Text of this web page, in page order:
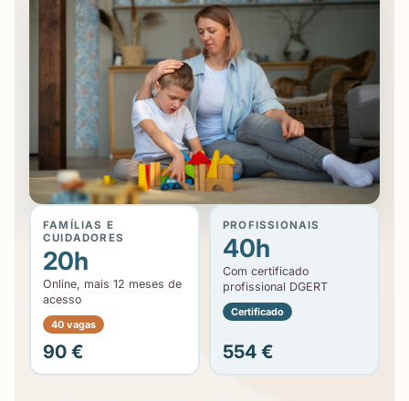
FAMÍLIAS E
CUIDADORES
20h
Online, mais 12 meses de
acesso
40 vagas
90 €
PROFISSIONAIS
40h
Com certificado
profissional DGERT
Certificado
554 €